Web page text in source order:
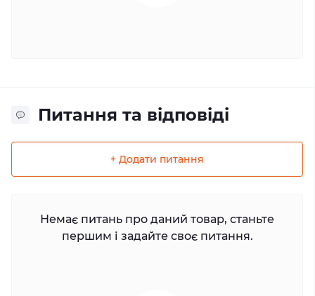
Питання та відповіді
+ Додати питання
Немає питань про даний товар, станьте
першим і задайте своє питання.